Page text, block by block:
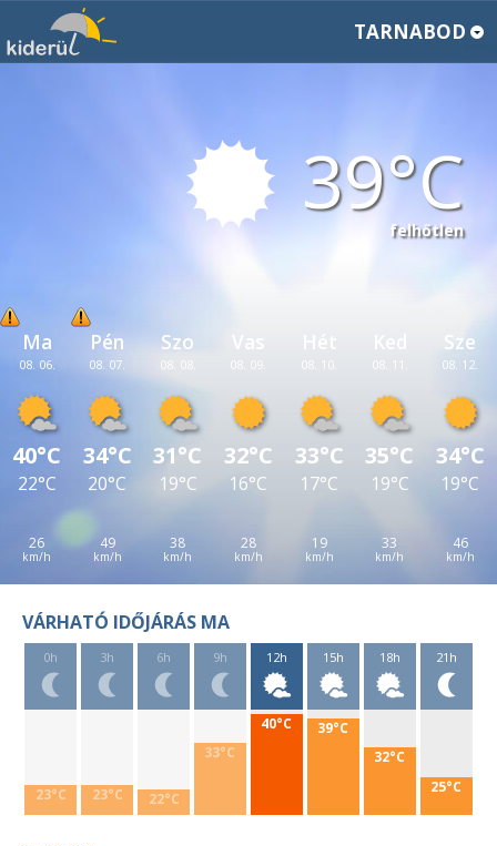
TARNABOD
39
felhőtlen
Ma
08. 06.
40°C
22°C
26
Pén
08. 07.
34°C
20°C
49
Szo
08. 08.
31°C
19°C
38
08. 09.
32°C
16°C
28
08. 10.
33°C
17°C
19
08. 11.
35°C
19°C
33
Sze
08. 12.
34°C
19°C
46
VÁRHATÓ IDŐJÁRÁS MA
0h
23°C
3h
23°C
6h
22°C
9h
33°C
12h
40°C
15h
39°C
18h
32°C
21h
25°C